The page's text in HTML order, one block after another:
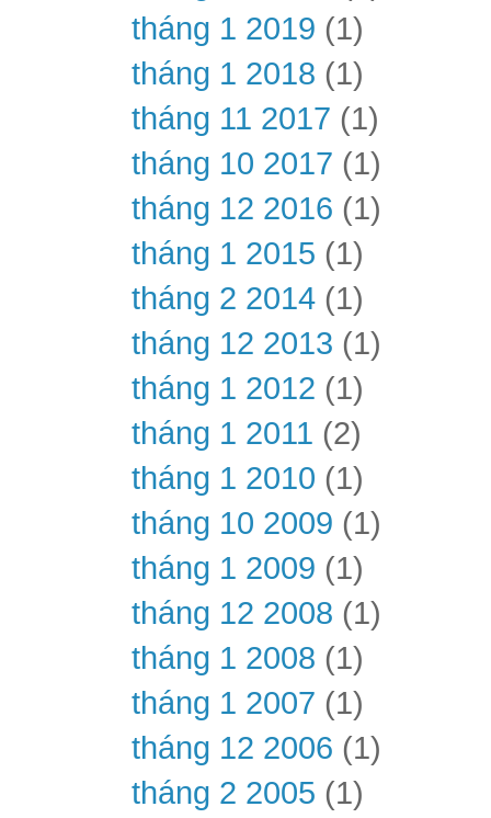
tháng 1 2019 (1)
tháng 1 2018 (1)
tháng 11 2017 (1)
tháng 10 2017 (1)
tháng 12 2016 (1)
tháng 1 2015 (1)
tháng 2 2014 (1)
tháng 12 2013 (1)
tháng 1 2012 (1)
tháng 1 2011 (2)
tháng 1 2010 (1)
tháng 10 2009 (1)
tháng 1 2009 (1)
tháng 12 2008 (1)
tháng 1 2008 (1)
tháng 1 2007 (1)
tháng 12 2006 (1)
tháng 2 2005 (1)